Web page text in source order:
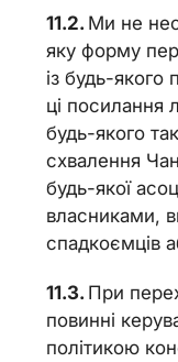
Ми не
яку форму
із будь-якого
ці посилання
будь-якого
схвалення
будь-якої
власниками,
спадкоємців
При
повинні
політикою